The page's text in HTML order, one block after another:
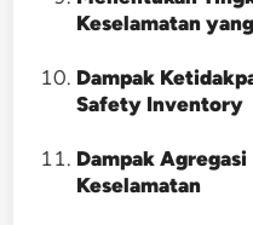
Keselamatan
Dampak
Safety Inventory
Dampak
Keselamatan